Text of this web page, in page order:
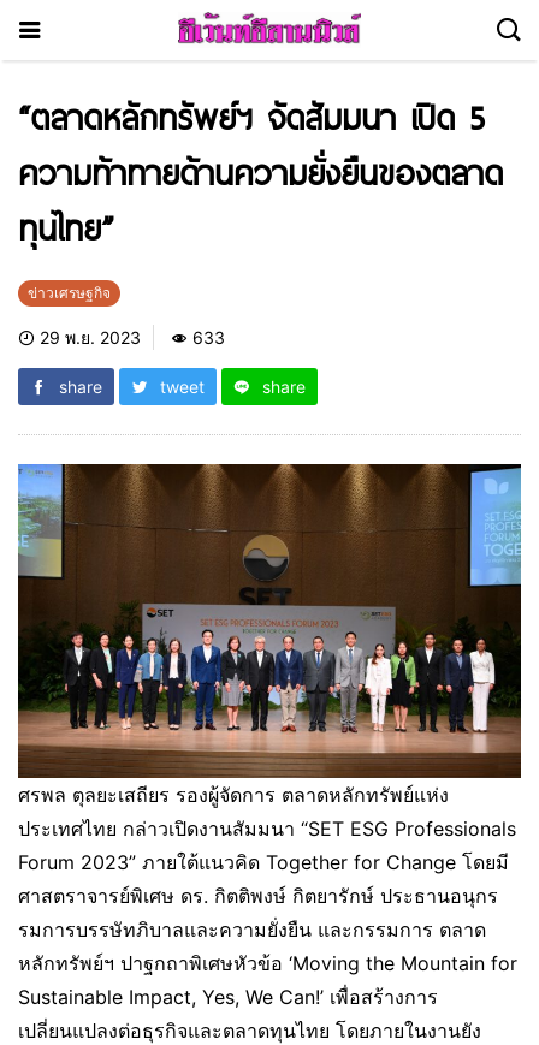
“ตลาดหลักทรัพย์ฯ จัดสัมมนา เปิด 5
ความท้าทายด้านความยั่งยืนของตลาด
ทุนไทย”
ข่าวเศรษฐกิจ
29 พ.ย. 2023 633
share tweet share
ศรพล ตุลยะเสถียร รองผู้จัดการ ตลาดหลักทรัพย์แห่ง
ประเทศไทย กล่าวเปิดงานสัมมนา “SET ESG Professionals
Forum 2023” ภายใต้แนวคิด Together for Change โดยมี
ศาสตราจารย์พิเศษ ดร. กิตติพงษ์ กิตยารักษ์ ประธานอนุกร
รมการบรรษัทภิบาลและความยั่งยืน และกรรมการ ตลาด
หลักทรัพย์ฯ ปาฐกถาพิเศษหัวข้อ ‘Moving the Mountain for
Sustainable Impact, Yes, We Can!’ เพื่อสร้างการ
เปลี่ยนแปลงต่อธุรกิจและตลาดทุนไทย โดยภายในงานยัง